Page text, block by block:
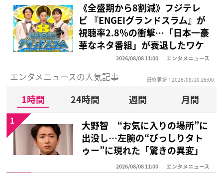
《全盛期から8割減》フジテレ
ビ 『ENGEIグランドスラム』が
視聴率2.8％の衝撃…「日本一豪
華なネタ番組」が衰退したワケ
2026/08/08 11:00 エンタメニュース
エンタメニュースの人気記事 最終更新：2026/08/10 16:00
1時間 24時間 週間
月間
大野智 “お気に入りの場所”に
出没し…左腕の“びっしりタト
ゥー”に現れた「驚きの異変」
2026/08/08 11:00 エンタメニュース
1